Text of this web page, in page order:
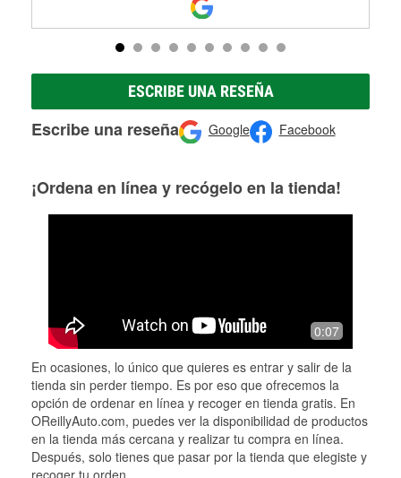
ESCRIBE UNA RESEÑA
Escribe una reseña Google Facebook
¡Ordena en línea y recógelo en la tienda!
0:07
En ocasiones, lo único que quieres es entrar y salir de la
tienda sin perder tiempo. Es por eso que ofrecemos la
opción de ordenar en línea y recoger en tienda gratis. En
OReillyAuto.com, puedes ver la disponibilidad de productos
en la tienda más cercana y realizar tu compra en línea.
Después, solo tienes que pasar por la tienda que elegiste y
recoger tu orden.